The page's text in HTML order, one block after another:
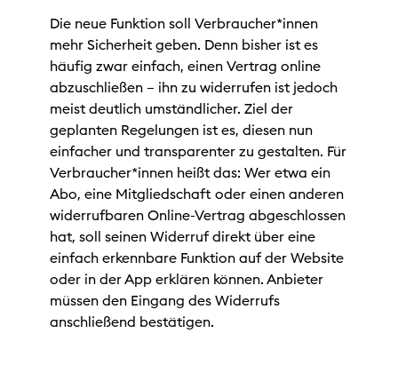
Die neue Funktion soll Verbraucher*innen
mehr Sicherheit geben. Denn bisher ist es
häufig zwar einfach, einen Vertrag online
abzuschließen – ihn zu widerrufen ist jedoch
meist deutlich umständlicher. Ziel der
geplanten Regelungen ist es, diesen nun
einfacher und transparenter zu gestalten. Für
Verbraucher*innen heißt das: Wer etwa ein
Abo, eine Mitgliedschaft oder einen anderen
widerrufbaren Online-Vertrag abgeschlossen
hat, soll seinen Widerruf direkt über eine
einfach erkennbare Funktion auf der Website
oder in der App erklären können. Anbieter
müssen den Eingang des Widerrufs
anschließend bestätigen.